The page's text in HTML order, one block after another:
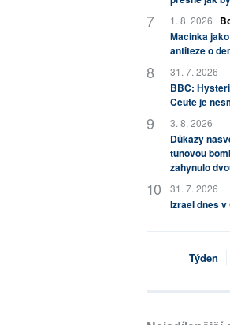
1. 8. 2026
Macinka
antiteze o
31. 7. 2026
BBC:
Ceutě je
3. 8. 2026
Důkazy
tunovou
zahynulo
31. 7. 2026
Izrael dnes v
Týden